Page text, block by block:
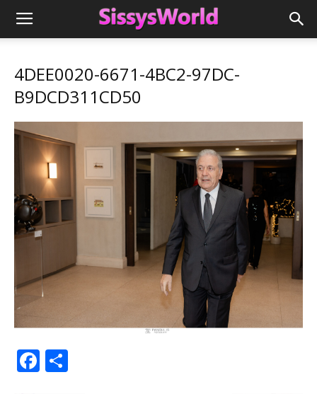
4DEE0020-6671-4BC2-97DC-
B9DCD311CD50
Facebook